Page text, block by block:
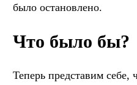
было остановлено.
Что было бы?
Теперь представим